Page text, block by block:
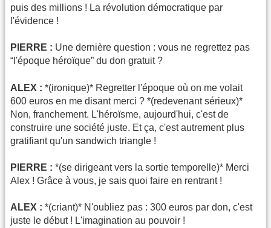
puis des millions ! La révolution démocratique par
l'évidence !
PIERRE : Une dernière question : vous ne regrettez pas
“l'époque héroïque” du don gratuit ?
ALEX : *(ironique)* Regretter l'époque où on me volait
600 euros en me disant merci ? *(redevenant sérieux)*
Non, franchement. L'héroïsme, aujourd'hui, c'est de
construire une société juste. Et ça, c'est autrement plus
gratifiant qu'un sandwich triangle !
PIERRE : *(se dirigeant vers la sortie temporelle)* Merci
Alex ! Grâce à vous, je sais quoi faire en rentrant !
ALEX : *(criant)* N'oubliez pas : 300 euros par don, c'est
juste le début ! L'imagination au pouvoir !